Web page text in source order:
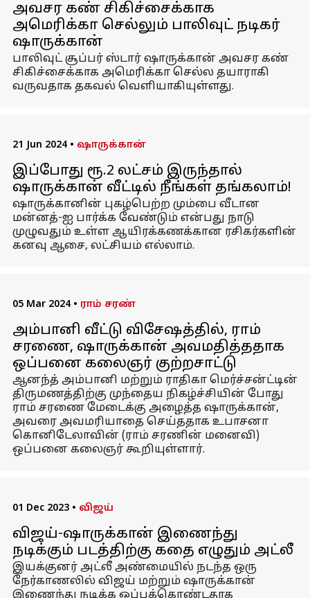
அவசர கண் சிகிச்சைக்காக
அமெரிக்கா செல்லும் பாலிவுட் நடிகர்
ஷாருக்கான்
பாலிவுட் சூப்பர் ஸ்டார் ஷாருக்கான் அவசர கண்
சிகிச்சைக்காக அமெரிக்கா செல்ல தயாராகி
வருவதாக தகவல் வெளியாகியுள்ளது.
21 Jun 2024 • ஷாருக்கான்
இப்போது ரூ.2 லட்சம் இருந்தால்
ஷாருக்கான் வீட்டில் நீங்கள் தங்கலாம்!
ஷாருக்கானின் புகழ்பெற்ற மும்பை வீடான
மன்னத்-ஐ பார்க்க வேண்டும் என்பது நாடு
முழுவதும் உள்ள ஆயிரக்கணக்கான ரசிகர்களின்
கனவு ஆசை, லட்சியம் எல்லாம்.
05 Mar 2024 • ராம் சரண்
அம்பானி வீட்டு விசேஷத்தில், ராம்
சரணை, ஷாருக்கான் அவமதித்ததாக
ஒப்பனை கலைஞர் குற்றசாட்டு
ஆனந்த் அம்பானி மற்றும் ராதிகா மெர்ச்சன்ட்டின்
திருமணத்திற்கு முந்தைய நிகழ்ச்சியின் போது
ராம் சரணை மேடைக்கு அழைத்த ஷாருக்கான்,
அவரை அவமரியாதை செய்ததாக உபாசனா
கொனிடேலாவின் (ராம் சரணின் மனைவி)
ஒப்பனை கலைஞர் கூறியுள்ளார்.
01 Dec 2023 • விஜய்
விஜய்-ஷாருக்கான் இணைந்து
நடிக்கும் படத்திற்கு கதை எழுதும் அட்லீ
இயக்குனர் அட்லீ அண்மையில் நடந்த ஒரு
நேர்காணலில் விஜய் மற்றும் ஷாருக்கான்
இணைந்து நடிக்க ஒப்புக்கொண்டதாக